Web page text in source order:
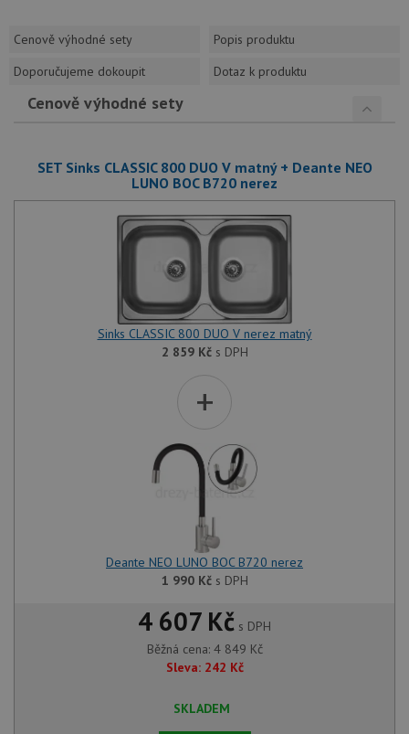
Cenově výhodné sety
Popis produktu
Doporučujeme dokoupit
Dotaz k produktu
Cenově výhodné sety
SET Sinks CLASSIC 800 DUO V matný + Deante NEO
LUNO BOC B720 nerez
Sinks CLASSIC 800 DUO V nerez matný
2 859 Kčs DPH
+
Deante NEO LUNO BOC B720 nerez
1 990 Kčs DPH
4 607 Kč s DPH
Běžná cena: 4 849 Kč
Sleva: 242 Kč
SKLADEM